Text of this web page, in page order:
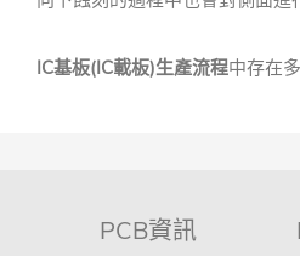
IC基板(IC載板)生產流程中存在
PCB資訊